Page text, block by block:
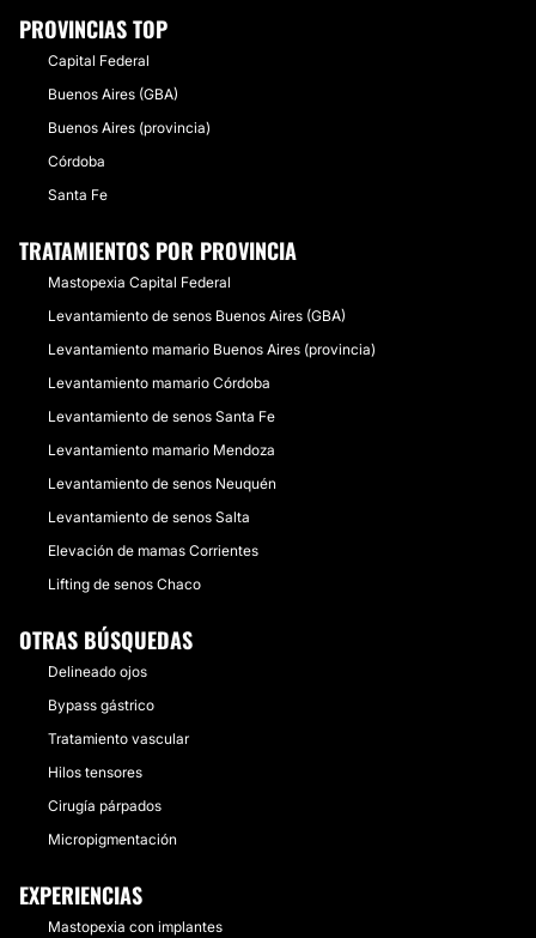
PROVINCIAS TOP
Capital Federal
Buenos Aires (GBA)
Buenos Aires (provincia)
Córdoba
Santa Fe
TRATAMIENTOS POR PROVINCIA
Mastopexia Capital Federal
Levantamiento de senos Buenos Aires (GBA)
Levantamiento mamario Buenos Aires (provincia)
Levantamiento mamario Córdoba
Levantamiento de senos Santa Fe
Levantamiento mamario Mendoza
Levantamiento de senos Neuquén
Levantamiento de senos Salta
Elevación de mamas Corrientes
Lifting de senos Chaco
OTRAS BÚSQUEDAS
Delineado ojos
Bypass gástrico
Tratamiento vascular
Hilos tensores
Cirugía párpados
Micropigmentación
EXPERIENCIAS
Mastopexia con implantes